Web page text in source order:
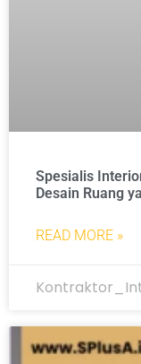
Spesialis
Desain Ruang
READ MORE »